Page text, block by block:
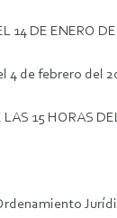
14 DE ENERO
4 de febrero del
15 HORAS